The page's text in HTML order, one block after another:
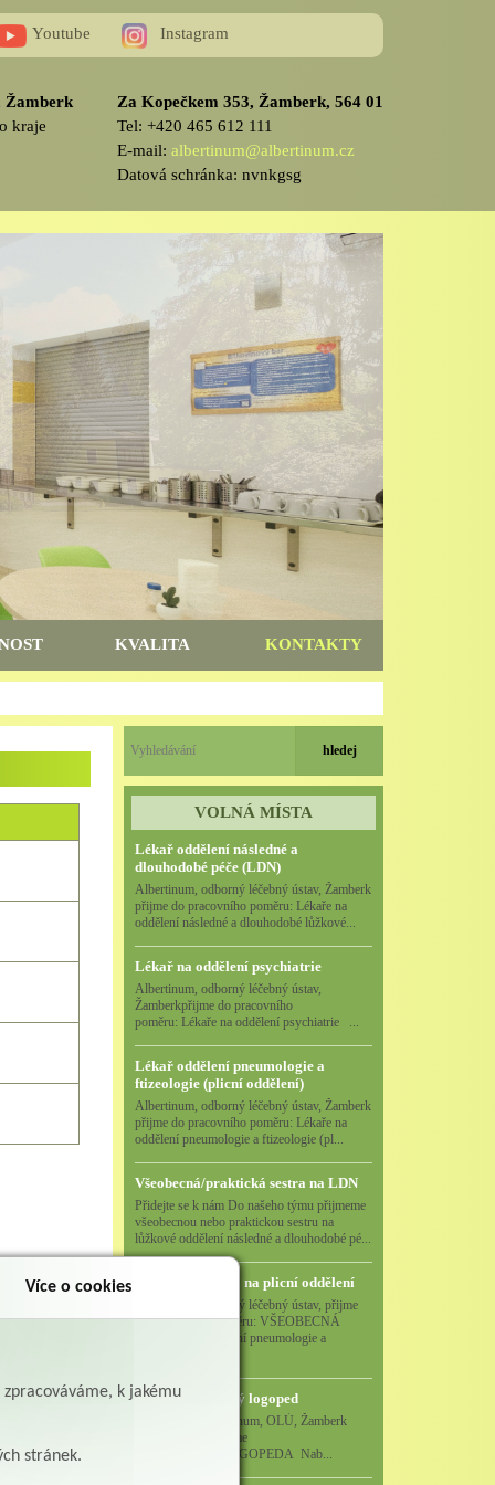
Youtube Instagram
Za Kopečkem 353, Žamberk, 564 01
Tel: +420 465 612 111
E-mail:albertinum@albertinum.cz
Datová schránka: nvnkgsg
Žamberk
kraje
KVALITA KONTAKTY
VOLNÁ MÍSTA
Lékař oddělení následné a
dlouhodobé péče (LDN)
Albertinum, odborný léčebný ústav, Žamberk
přijme do pracovního poměru: Lékaře na
oddělení následné a dlouhodobé lůžkové...
Lékař na oddělení psychiatrie
Albertinum, odborný léčebný ústav,
Žamberkpřijme do pracovního
poměru: Lékaře na oddělení psychiatrie ...
Lékař oddělení pneumologie a
ftizeologie (plicní oddělení)
Albertinum, odborný léčebný ústav, Žamberk
přijme do pracovního poměru: Lékaře na
oddělení pneumologie a ftizeologie (pl...
Všeobecná/praktická sestra na LDN
Přidejte se k nám Do našeho týmu přijmeme
všeobecnou nebo praktickou sestru na
lůžkové oddělení následné a dlouhodobé pé...
Všeobecná sestra na plicní oddělení
Albertinum, odborný léčebný ústav, přijme
do pracovního poměru: VŠEOBECNÁ
SESTRA na oddělení pneumologie a
Logoped/klinický logoped
Albertinum, OLÚ, Žamberk
přijme
KLINICKÉHO LOGOPEDA Nab...
Více o cookies
k jakému
stránek.